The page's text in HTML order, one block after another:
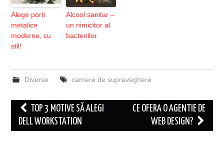
Alege porți
metalice
moderne, cu
stil!
Alcool sanitar –
un nimicitor al
bacteriilor
Diverse camere de supraveghere
Post
navigation
TOP 3 MOTIVE SĂ ALEGI
DELL WORKSTATION
CE OFERA O AGENTIE DE
WEB DESIGN?